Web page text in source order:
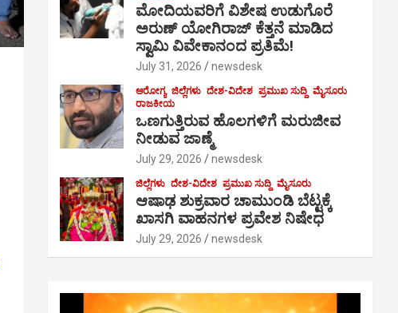
ಮೋದಿಯವರಿಗೆ ವಿಶೇಷ ಉಡುಗೊರೆ
ಅರುಣ್ ಯೋಗಿರಾಜ್ ಕೆತ್ತನೆ ಮಾಡಿದ
ಸ್ವಾಮಿ ವಿವೇಕಾನಂದ ಪ್ರತಿಮೆ!
July 31, 2026 newsdesk
ಆರೋಗ್ಯ ಜಿಲ್ಲೆಗಳು ದೇಶ-ವಿದೇಶ ಪ್ರಮುಖ ಸುದ್ದಿ ಮೈಸೂರು
ರಾಜಕೀಯ
ಒಣಗುತ್ತಿರುವ ಹೊಲಗಳಿಗೆ ಮರುಜೀವ
ನೀಡುವ ಜಾಣ್ಮೆ
July 29, 2026 newsdesk
ಜಿಲ್ಲೆಗಳು ದೇಶ-ವಿದೇಶ ಪ್ರಮುಖ ಸುದ್ದಿ ಮೈಸೂರು
ಆಷಾಢ ಶುಕ್ರವಾರ ಚಾಮುಂಡಿ ಬೆಟ್ಟಕ್ಕೆ
ಖಾಸಗಿ ವಾಹನಗಳ ಪ್ರವೇಶ ನಿಷೇಧ
July 29, 2026 newsdesk